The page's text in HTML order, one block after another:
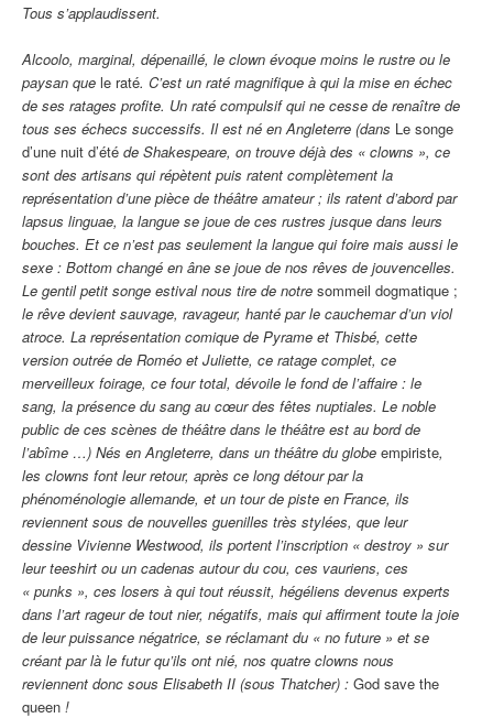
Tous s’applaudissent.
Alcoolo, marginal, dépenaillé, le clown évoque moins le rustre ou le
paysan que le raté. C’est un raté magnifique à qui la mise en échec
de ses ratages profite. Un raté compulsif qui ne cesse de renaître de
tous ses échecs successifs. Il est né en Angleterre (dans Le songe
d’une nuit d’été de Shakespeare, on trouve déjà des « clowns », ce
sont des artisans qui répètent puis ratent complètement la
représentation d’une pièce de théâtre amateur ; ils ratent d’abord par
lapsus linguae, la langue se joue de ces rustres jusque dans leurs
bouches. Et ce n’est pas seulement la langue qui foire mais aussi le
sexe : Bottom changé en âne se joue de nos rêves de jouvencelles.
Le gentil petit songe estival nous tire de notre sommeil dogmatique ;
le rêve devient sauvage, ravageur, hanté par le cauchemar d’un viol
atroce. La représentation comique de Pyrame et Thisbé, cette
version outrée de Roméo et Juliette, ce ratage complet, ce
merveilleux foirage, ce four total, dévoile le fond de l’affaire : le
sang, la présence du sang au cœur des fêtes nuptiales. Le noble
public de ces scènes de théâtre dans le théâtre est au bord de
l’abîme …) Nés en Angleterre, dans un théâtre du globe empiriste,
les clowns font leur retour, après ce long détour par la
phénoménologie allemande, et un tour de piste en France, ils
reviennent sous de nouvelles guenilles très stylées, que leur
dessine Vivienne Westwood, ils portent l’inscription « destroy » sur
leur teeshirt ou un cadenas autour du cou, ces vauriens, ces
« punks », ces losers à qui tout réussit, hégéliens devenus experts
dans l’art rageur de tout nier, négatifs, mais qui affirment toute la joie
de leur puissance négatrice, se réclamant du « no future » et se
créant par là le futur qu’ils ont nié, nos quatre clowns nous
reviennent donc sous Elisabeth II (sous Thatcher) : God save the
queen !